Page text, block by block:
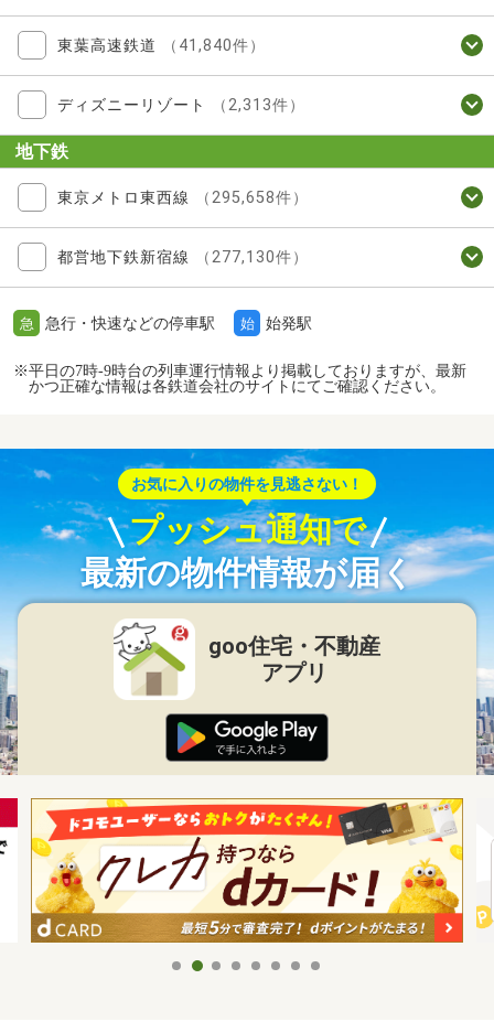
東葉高速鉄道 （41,840件）
ディズニーリゾート （2,313件）
地下鉄
東京メトロ東西線 （295,658件）
都営地下鉄新宿線 （277,130件）
急 急行・快速などの停車駅 始 始発駅
※平日の7時-9時台の列車運行情報より掲載しておりますが、最新
かつ正確な情報は各鉄道会社のサイトにてご確認ください。
お気に入りの物件を見逃さない！
プッシュ通知で
最新の物件情報が届く
goo住宅・不動産
アプリ